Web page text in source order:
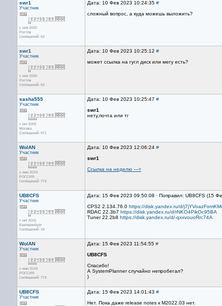
swr1
Участник
с ноя 2020
Ростов
Сообщений: 63
Дата: 10 Фев 2023 10:24:35 #
сложный вопрос, а куда можешь выложить?
swr1
Участник
с ноя 2020
Ростов
Сообщений: 63
Дата: 10 Фев 2023 10:25:12 #
может ссылка на гугл диск или мегу есть?
sasha555
Участник
с окт 2009
Москва
Сообщений: 971
Дата: 10 Фев 2023 10:25:47 #
swr1
нету,почта или тг
WolAN
Участник
с июн 2019
РОССИЯ
Сообщений: 773
Дата: 10 Фев 2023 12:06:24 #
swr1
Ссылка на неделю --->
UB8CFS
Участник
с окт 2015
Екатеринбург
Сообщений: 18
Дата: 15 Фев 2023 09:50:08 · Поправил: UB8CFS (15
CPS2 2.134.76.0 https://disk.yandex.ru/d/
RDAC 22.3b7 https://disk.yandex.ru/d/rNKO4PikOc95BA
Tuner 22.2b8 https://disk.yandex.ru/d/-qxxvouoRrc74A
WolAN
Участник
с июн 2019
РОССИЯ
Сообщений: 773
Дата: 15 Фев 2023 11:54:55 #
UB8CFS
Спасибо!
А SystemPlanner случайно непробегал?
)
UB8CFS
Участник
Дата: 15 Фев 2023 14:01:43 #
Нет. Пока даже release notes к M2022.03 нет.